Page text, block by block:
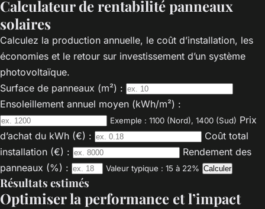
Calculateur de rentabilité panneaux
solaires
Calculez la production annuelle, le coût d’installation, les
économies et le retour sur investissement d’un système
photovoltaïque.
Surface de panneaux (m²) :
Ensoleillement annuel moyen (kWh/m²) :
Exemple : 1100 (Nord), 1400 (Sud) Prix
d’achat du kWh (€) :
Coût total
installation (€) :
Rendement des
panneaux (%) :
Valeur typique : 15 à 22% Calculer
Résultats estimés
Optimiser la performance et l’impact